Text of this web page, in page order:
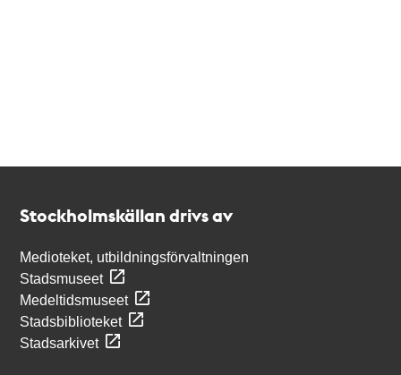
Stockholmskällan drivs av
Medioteket, utbildningsförvaltningen
Stadsmuseet
Medeltidsmuseet
Stadsbiblioteket
Stadsarkivet